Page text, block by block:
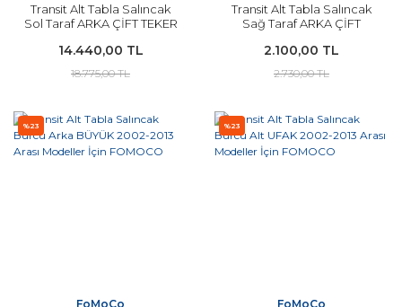
Transit Alt Tabla Salıncak
Sol Taraf ARKA ÇİFT TEKER
MAKSİMUM SEVİYE 2014 -
ORJİNAL
14.440,00 TL
18.775,00 TL
Transit Alt Tabla Salıncak
Sağ Taraf ARKA ÇİFT
MAKSİMUM SEVİYE 2014 -
2.100,00 TL
2.730,00 TL
%23
FoMoCo
%23
FoMoCo